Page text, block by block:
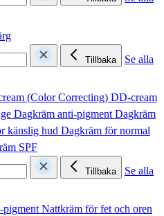
Tillbaka
Se alla
(Color Correcting) DD-cream
Dagkräm anti-pigmentDagkräm
känslig hud Dagkräm för normal
SPF
Tillbaka
Se alla
pigmentNattkräm för fet och oren